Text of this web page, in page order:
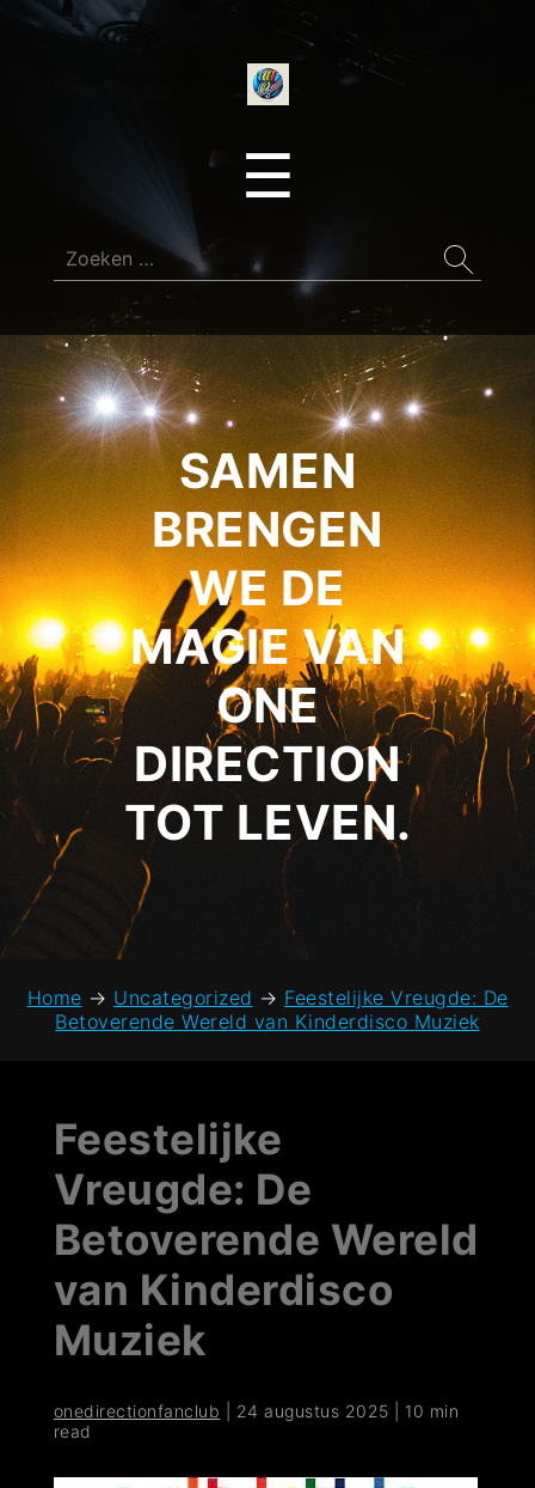
☰
Zoeken
naar:
SAMEN
BRENGEN
WE DE
MAGIE VAN
ONE
DIRECTION
TOT LEVEN.
Home → Uncategorized → Feestelijke Vreugde: De
Betoverende Wereld van Kinderdisco Muziek
Feestelijke
Vreugde: De
Betoverende Wereld
van Kinderdisco
Muziek
onedirectionfanclub 24 augustus 2025
10 min
read